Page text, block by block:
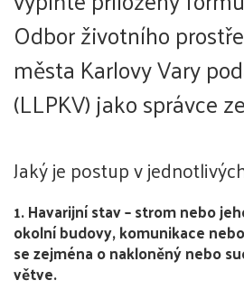
Odbor životního
města Karlovy Vary
(LLPKV) jako správce
Jaký je postup v
1. Havarijní stav – strom nebo
okolní budovy, komunikace
se zejména o nakloněný nebo
větve.